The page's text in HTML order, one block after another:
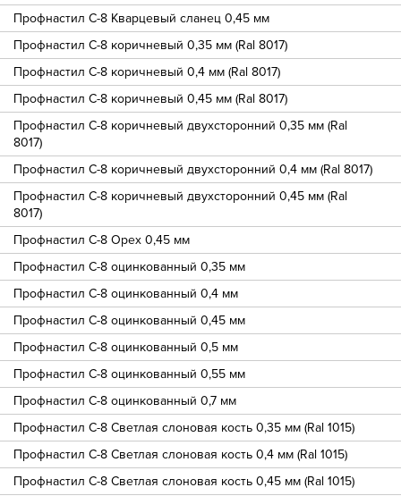
Профнастил С-8 Кварцевый сланец 0,45 мм
Профнастил С-8 коричневый 0,35 мм (Ral 8017)
Профнастил С-8 коричневый 0,4 мм (Ral 8017)
Профнастил С-8 коричневый 0,45 мм (Ral 8017)
Профнастил С-8 коричневый двухсторонний 0,35 мм (Ral
8017)
Профнастил С-8 коричневый двухсторонний 0,4 мм (Ral 8017)
Профнастил С-8 коричневый двухсторонний 0,45 мм (Ral
8017)
Профнастил С-8 Орех 0,45 мм
Профнастил С-8 оцинкованный 0,35 мм
Профнастил С-8 оцинкованный 0,4 мм
Профнастил С-8 оцинкованный 0,45 мм
Профнастил С-8 оцинкованный 0,5 мм
Профнастил С-8 оцинкованный 0,55 мм
Профнастил С-8 оцинкованный 0,7 мм
Профнастил С-8 Светлая слоновая кость 0,35 мм (Ral 1015)
Профнастил С-8 Светлая слоновая кость 0,4 мм (Ral 1015)
Профнастил С-8 Светлая слоновая кость 0,45 мм (Ral 1015)